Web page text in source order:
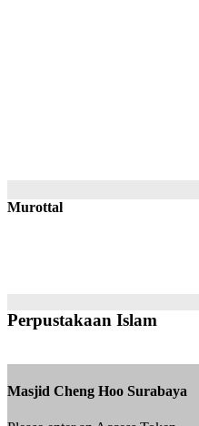
Murottal
Perpustakaan Islam
Masjid Cheng Hoo Surabaya